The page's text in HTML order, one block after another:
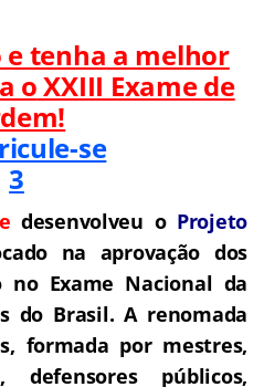
e tenha a melhor
oXXIII Exame de
desenvolveu o Projeto
cado na aprovação dos
Exame Nacional da
do Brasil. A renomada
formada por mestres,
defensores públicos,